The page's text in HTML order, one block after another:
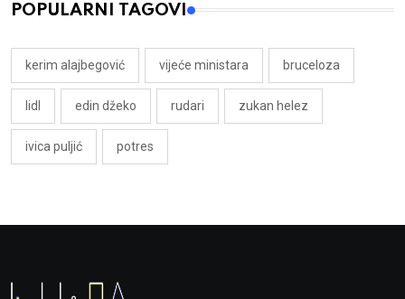
POPULARNI TAGOVI
kerim alajbegović vijeće ministara bruceloza
lidl edin džeko rudari zukan helez
ivica puljić potres